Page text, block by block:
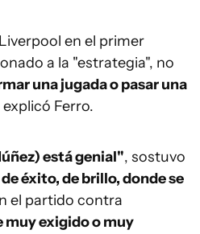
en el primer
a la "estrategia", no
una jugada o pasar una
explicó Ferro.
está genial", sostuvo
éxito, de brillo, donde se
el partido contra
muy exigido o muy